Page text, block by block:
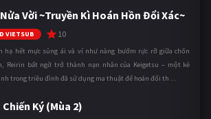
Vời ~Truyền Kì Hoán Hồn Đổi Xác~
VIETSUB 10
hạ hết mực sủng ái và ví như nàng bướm rực rỡ giữa chốn
Reirin bất ngờ trở thành nạn nhân của Keigetsu – một kẻ
trong triều đình đã sử dụng ma thuật để hoán đổi th ...
Ký (Mùa 2)